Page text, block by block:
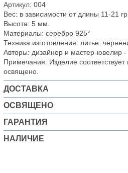
Артикул: 004
Вес: в зависимости от длины 11-21
Высота: 5 мм.
Материалы: серебро 925°
Техника изготовления: литье,
Авторы: дизайнер и мастер-ювелир -
Примечания: Изделие
освящено.
ДОСТАВКА
ОСВЯЩЕНО
ГАРАНТИЯ
НАЛИЧИЕ